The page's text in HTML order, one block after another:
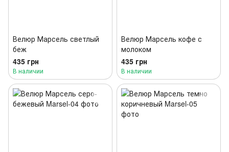
Велюр Марсель светлый
беж
435 грн
В наличии
Велюр Марсель кофе с
молоком
435 грн
В наличии